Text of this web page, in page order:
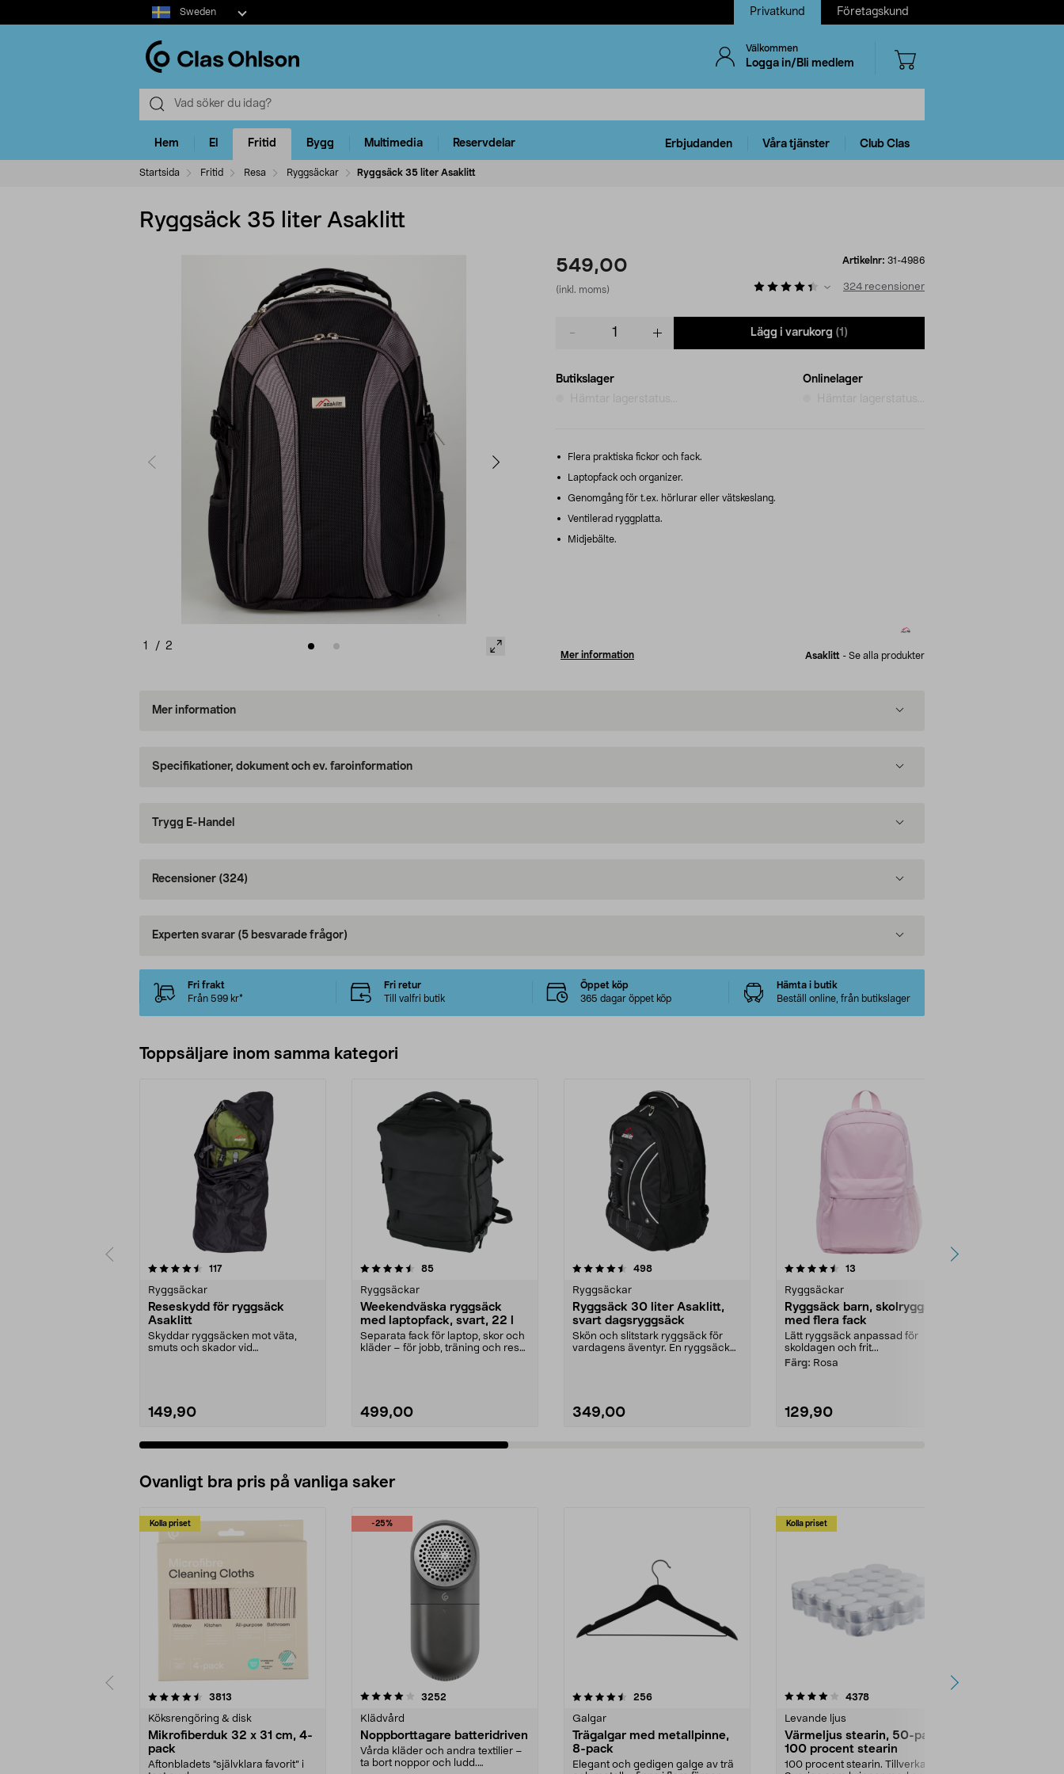
Select
market
Sweden Privatkund Företagskund
Välkommen
Logga in/Bli medlem
Hem El Fritid Bygg Multimedia Reservdelar Erbjudanden Våra tjänster Club Clas
Startsida Fritid Resa Ryggsäckar Ryggsäck 35 liter Asaklitt
Ryggsäck 35 liter Asaklitt
1 / 2
549,00
(inkl. moms)
Artikelnr: 31-4986
324 recensioner
Lägg i varukorg (1)
Butikslager
Hämtar lagerstatus...
Onlinelager
Hämtar lagerstatus...
Flera praktiska fickor och fack.
Laptopfack och organizer.
Genomgång för t.ex. hörlurar eller vätskeslang.
Ventilerad ryggplatta.
Midjebälte.
Mer information Asaklitt - Se alla produkter
Mer information
Specifikationer, dokument och ev. faroinformation
Trygg E-Handel
Recensioner (324)
Experten svarar (5 besvarade frågor)
Fri frakt
Från 599 kr*
Fri retur
Till valfri butik
Öppet köp
365 dagar öppet köp
Hämta i butik
Beställ online, från butikslager
Toppsäljare inom samma kategori
117recensioner
Ryggsäckar
Reseskydd för ryggsäck
Asaklitt
Skyddar ryggsäcken mot väta,
smuts och skador vid
149,90
4.5 av 5 stjärnor 85recensioner
Ryggsäckar
Weekendväska ryggsäck
med laptopfack, svart, 22 l
Separata fack för laptop, skor och
kläder – för jobb, träning och resa.
499,00
4.5 av 5 stjärnor 498recensioner
Ryggsäckar
Ryggsäck 30 liter Asaklitt,
svart dagsryggsäck
Skön och slitstark ryggsäck för
vardagens äventyr. En ryggsäck
349,00
4.5 av 5 stjärnor 13
Ryggsäckar
Ryggsäck barn, skolryggsäck
med flera fack
Lätt ryggsäck anpassad för
skoldagen och frit...
Färg: Rosa
129,90
4.5 av 5 stjärnor
Ovanligt bra pris på vanliga saker
Kolla priset
3813
Köksrengöring & disk
Mikrofiberduk 32 x 31 cm, 4-
pack
Aftonbladets "självklara favorit” i
-25%
4.0av 5 stjärnor 3252
Klädvård
Noppborttagare batteridriven
Vårda kläder och andra textilier –
ta bort noppor och ludd.
4.5av 5 stjärnor 256recensioner
Galgar
Trägalgar med metallpinne,
8-pack
Elegant och gedigen galge av trä
Kolla priset
4.0av 5 stjärnor 4378recensioner
Levande ljus
Värmeljus stearin, 50-pack,
100 procent stearin
100 procent stearin. Tillverkade i
4.5av 5 stjärnor